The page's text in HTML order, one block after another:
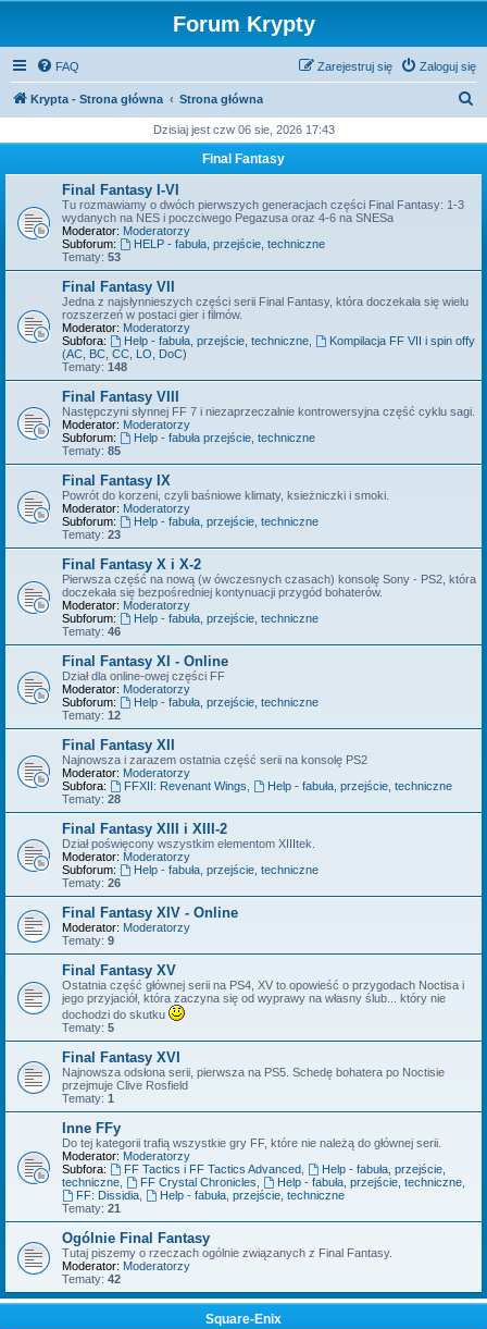
Forum Krypty
FAQ Zaloguj się
Zarejestruj się
Krypta - Strona główna Strona główna
k
Dzisiaj jest czw 06 sie, 2026 17:43
Final Fantasy
Final Fantasy I-VI
Tu rozmawiamy o dwóch pierwszych generacjach części Final Fantasy: 1-3
wydanych na NES i poczciwego Pegazusa oraz 4-6 na SNESa
Moderator: Moderatorzy
Subforum:
HELP - fabuła, przejście, techniczne
Tematy: 53
Final Fantasy VII
Jedna z najsłynnieszych części serii Final Fantasy, która doczekała się wielu
rozszerzeń w postaci gier i filmów.
Moderator: Moderatorzy
Subfora:
Help - fabuła, przejście, techniczne,
Kompilacja FF VII i spin offy
(AC, BC, CC, LO, DoC)
Tematy: 148
Final Fantasy VIII
Następczyni słynnej FF 7 i niezaprzeczalnie kontrowersyjna część cyklu sagi.
Moderator: Moderatorzy
Subforum:
Help - fabuła przejście, techniczne
Tematy: 85
Final Fantasy IX
Powrót do korzeni, czyli baśniowe klimaty, ksieżniczki i smoki.
Moderator: Moderatorzy
Subforum:
Help - fabuła, przejście, techniczne
Tematy: 23
Final Fantasy X i X-2
Pierwsza część na nową (w ówczesnych czasach) konsolę Sony - PS2, która
doczekała się bezpośredniej kontynuacji przygód bohaterów.
Moderator: Moderatorzy
Subforum:
Help - fabuła, przejście, techniczne
Tematy: 46
Final Fantasy XI - Online
Dział dla online-owej części FF
Moderator: Moderatorzy
Subforum:
Help - fabuła, przejście, techniczne
Tematy: 12
Final Fantasy XII
Najnowsza i zarazem ostatnia część serii na konsolę PS2
Moderator: Moderatorzy
Subfora:
FFXII: Revenant Wings
Help - fabuła, przejście, techniczne
Tematy: 28
Final Fantasy XIII i XIII-2
Dział poświęcony wszystkim elementom XIIItek.
Moderator: Moderatorzy
Subforum:
Help - fabuła, przejście, techniczne
Tematy: 26
Final Fantasy XIV - Online
Moderator: Moderatorzy
Tematy: 9
Final Fantasy XV
Ostatnia część głównej serii na PS4, XV to opowieść o przygodach Noctisa i
jego przyjaciół, która zaczyna się od wyprawy na własny ślub... który nie
dochodzi do skutku
Tematy: 5
Final Fantasy XVI
Najnowsza odsłona serii, pierwsza na PS5. Schedę bohatera po Noctisie
przejmuje Clive Rosfield
Tematy: 1
Inne FFy
Do tej kategorii trafią wszystkie gry FF, które nie należą do głównej serii.
Moderator: Moderatorzy
Subfora:
FF Tactics i FF Tactics Advanced,
Help - fabuła, przejście,
techniczne
FF Crystal Chronicles Help - fabuła, przejście, techniczne,
FF: Dissidia,
Help - fabuła, przejście, techniczne
Tematy: 21
Ogólnie Final Fantasy
Tutaj piszemy o rzeczach ogólnie związanych z Final Fantasy.
Moderator: Moderatorzy
Tematy: 42
Square-Enix